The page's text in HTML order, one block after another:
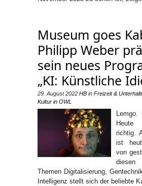
Museum goes
Philipp Weber
sein neues
„KI: Künstliche
29. August 2022 HB in Freizeit &
Kultur in OWL
Lemgo.
Heute
richtig.
ist
von
Themen Digitalisierung,
Intelligenz stellt sich der beliebte